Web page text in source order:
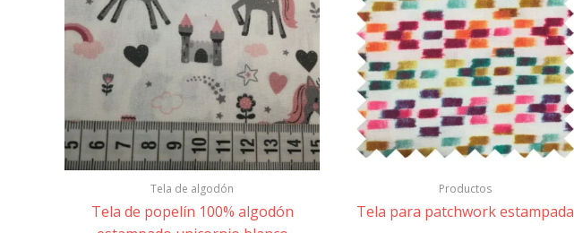
Tela de algodón
Tela de popelín 100% algodón
Productos
Tela para patchwork estampada